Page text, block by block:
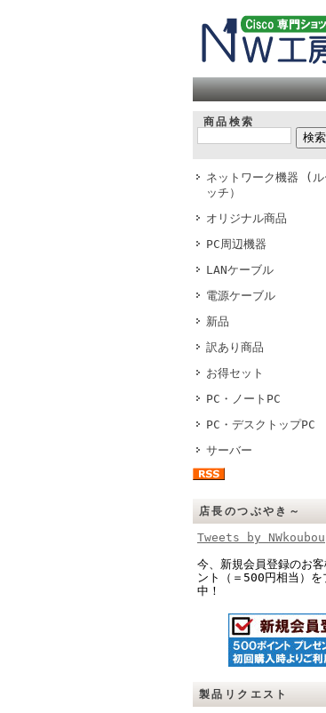
商品検索
ネットワーク機器 (ル
ッチ）
オリジナル商品
PC周辺機器
LANケーブル
電源ケーブル
新品
訳あり商品
お得セット
PC・ノートPC
PC・デスクトップPC
サーバー
店長のつぶやき～
Tweets by NWkoubou
今、新規会員登録のお
ント（＝500円相当）を
中！
製品リクエスト